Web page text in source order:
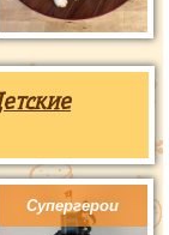
Супергерои